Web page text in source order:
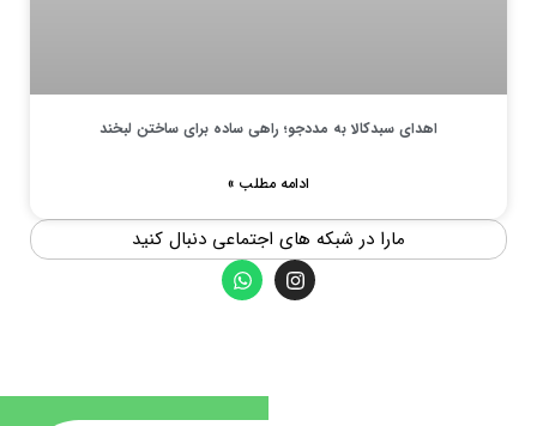
اهدای سبدکالا به مددجو؛ راهی ساده برای ساختن لبخند
ادامه مطلب »
مارا در شبکه های اجتماعی دنبال کنید